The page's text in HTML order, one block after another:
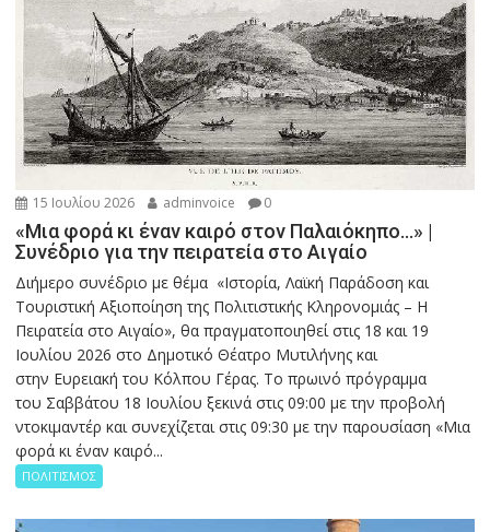
15 Ιουλίου 2026 adminvoice 0
«Μια φορά κι έναν καιρό στον Παλαιόκηπο…» |
Συνέδριο για την πειρατεία στο Αιγαίο
Διήμερο συνέδριο με θέμα «Ιστορία, Λαϊκή Παράδοση και
Τουριστική Αξιοποίηση της Πολιτιστικής Κληρονομιάς – Η
Πειρατεία στο Αιγαίο», θα πραγματοποιηθεί στις 18 και 19
Ιουλίου 2026 στο Δημοτικό Θέατρο Μυτιλήνης και
στην Ευρειακή του Κόλπου Γέρας. Το πρωινό πρόγραμμα
του Σαββάτου 18 Ιουλίου ξεκινά στις 09:00 με την προβολή
ντοκιμαντέρ και συνεχίζεται στις 09:30 με την παρουσίαση «Μια
φορά κι έναν καιρό...
ΠΟΛΙΤΙΣΜΟΣ